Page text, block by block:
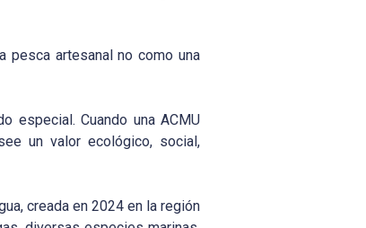
pesca artesanal no como una
especial. Cuando una ACMU
un valor ecológico, social,
creada en 2024 en la región